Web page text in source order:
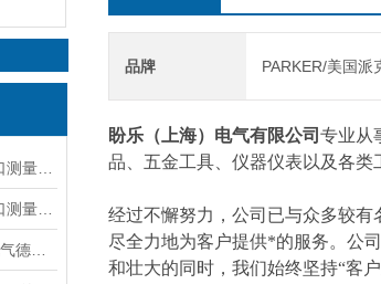
品牌 PARKER/美国派
盼乐（上海）电气有限公司 专业从
品、五金工具、仪器仪表以及各类
经过不懈努力，公司已与众多较
尽全力地为客户提供*的服务。公
和壮大的同时，我们始终坚持“客